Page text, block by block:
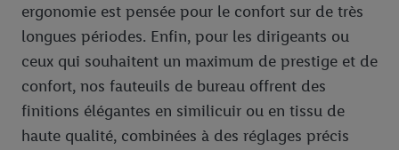
ergonomie est pensée pour le confort sur de très
longues périodes. Enfin, pour les dirigeants ou
ceux qui souhaitent un maximum de prestige et de
confort, nos fauteuils de bureau offrent des
finitions élégantes en similicuir ou en tissu de
haute qualité, combinées à des réglages précis